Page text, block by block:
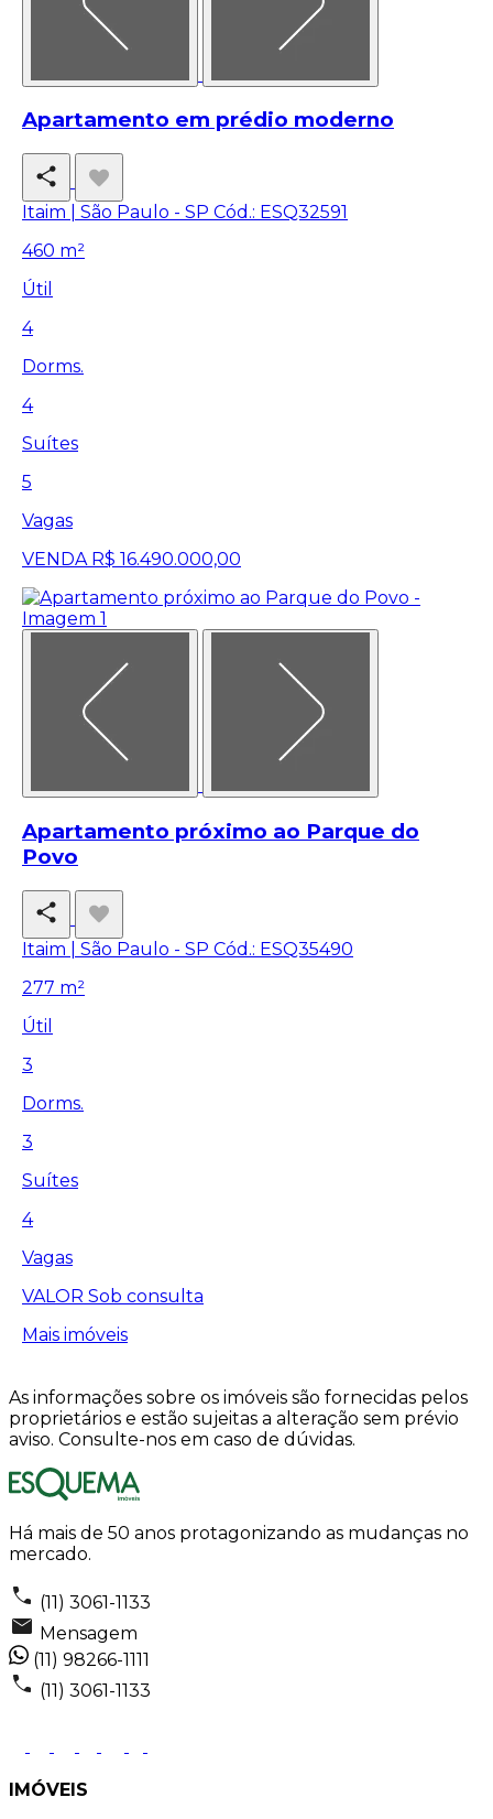
Apartamento em prédio moderno
Itaim | São Paulo - SP Cód.: ESQ32591
460 m²
Útil
4
Dorms.
4
Suítes
5
Vagas
VENDA R$ 16.490.000,00
Apartamento próximo ao Parque do
Povo
Itaim | São Paulo - SP Cód.: ESQ35490
277 m²
Útil
3
Dorms.
3
Suítes
4
Vagas
VALOR Sob consulta
Mais imóveis
As informações sobre os imóveis são fornecidas pelos
proprietários e estão sujeitas a alteração sem prévio
aviso. Consulte-nos em caso de dúvidas.
Há mais de 50 anos protagonizando as mudanças no
mercado.
(11) 3061-1133
Mensagem
(11) 98266-1111
(11) 3061-1133
IMÓVEIS